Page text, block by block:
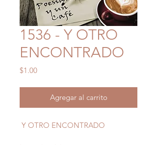
1536 - Y OTRO
ENCONTRADO
$1.00Precio
Agregar al carrito
Y OTRO ENCONTRADO